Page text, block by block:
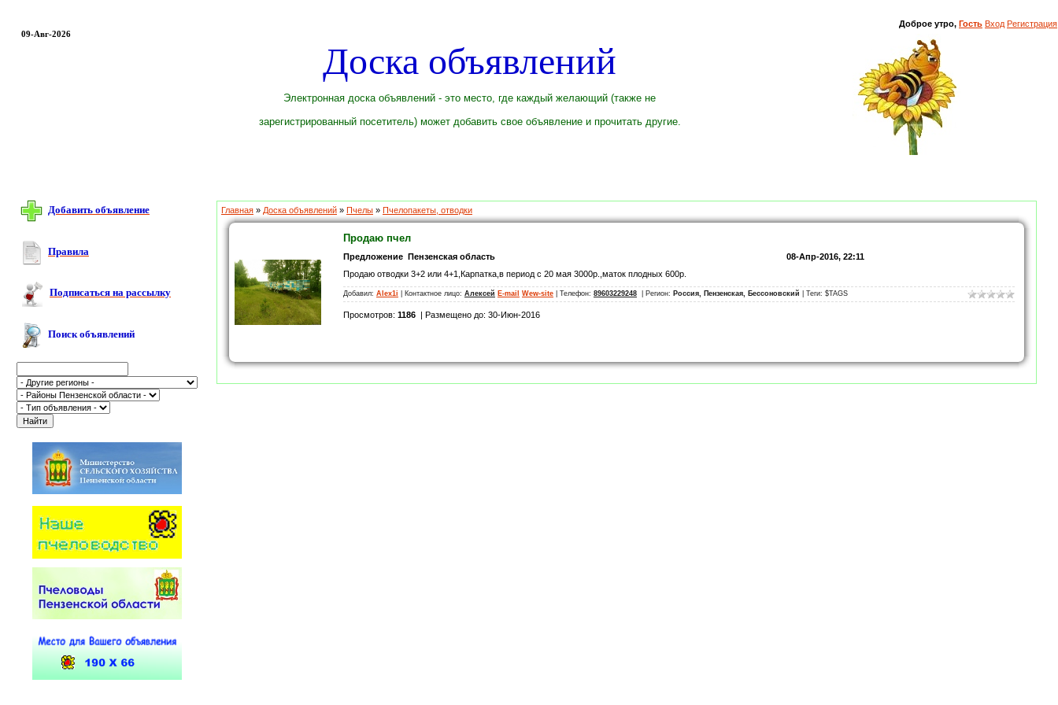
Доброе утро, Гость Вход Регистрация
09-Авг-2026
Доска объявлений
Электронная доска объявлений - это место, где каждый желающий (также не
зарегистрированный посетитель) может добавить свое объявление и прочитать другие.
Добавить объявление
Правила
Подписаться на рассылку
Поиск объявлений
Главная » Доска объявлений » Пчелы » Пчелопакеты, отводки
Продаю пчел
Предложение Пензенская область
08-Апр-2016, 22:11
Продаю отводки 3+2 или 4+1,Карпатка,в период с 20 мая 3000р.,маток плодных 600р.
Добавил: Alex1i | Контактное лицо: Алексей E-mail Wew-site | Телефон: 89603229248 | Регион: Россия, Пензенская, Бессоновский | Теги: $TAGS
Просмотров: 1186 | Размещено до: 30-Июн-2016